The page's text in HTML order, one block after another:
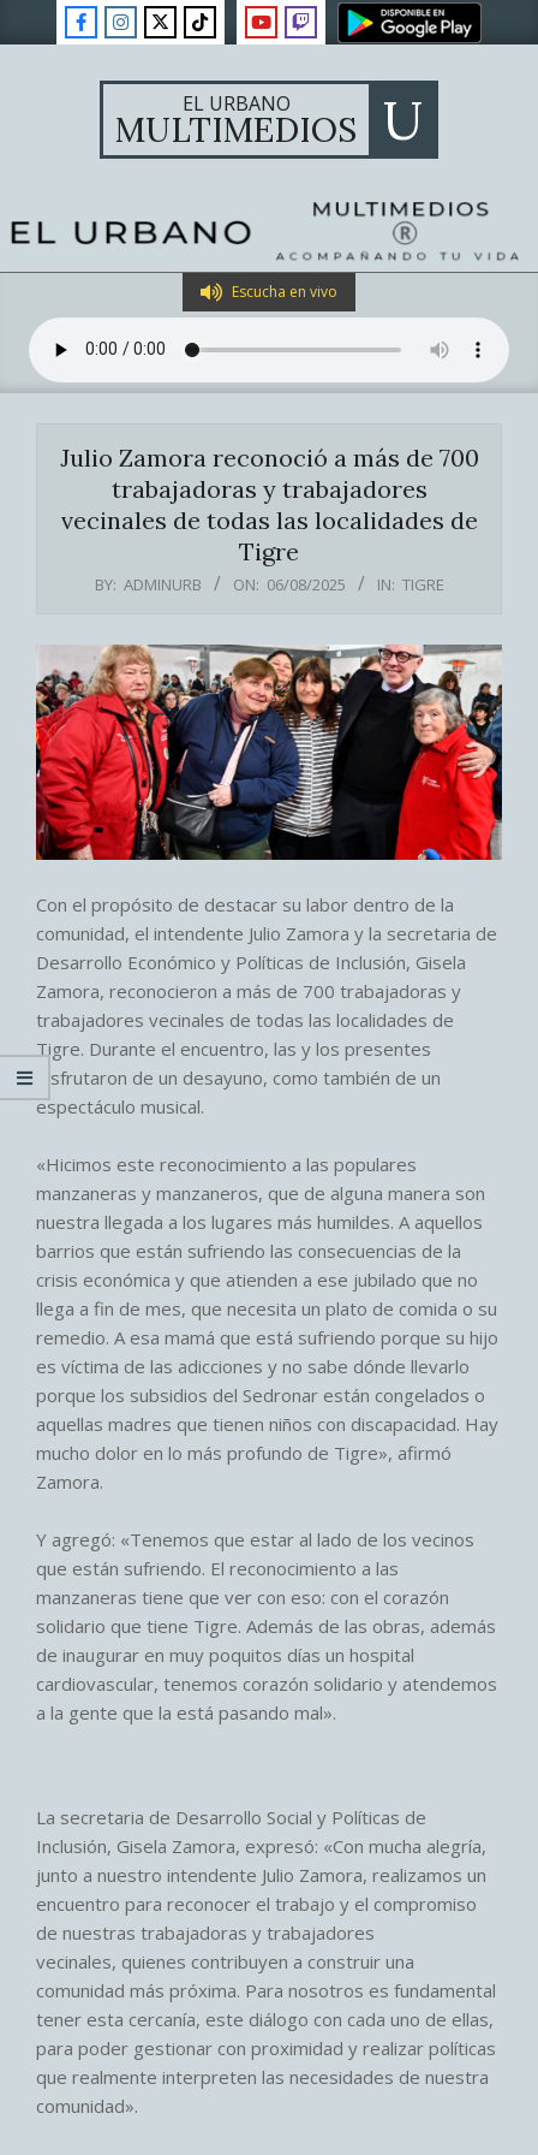
to
EL URBANO
MULTIMEDIOS U
Navigation
Menu
Escucha en vivo
Julio Zamora reconoció a más de 700
trabajadoras y trabajadores
vecinales de todas las localidades de
Tigre
BY: ADMINURB ON: 06/08/2025 IN: TIGRE
Con el propósito de destacar su labor dentro de la
comunidad, el intendente Julio Zamora y la secretaria de
Desarrollo Económico y Políticas de Inclusión, Gisela
Zamora, reconocieron a más de 700 trabajadoras y
trabajadores vecinales de todas las localidades de
Tigre. Durante el encuentro, las y los presentes
disfrutaron de un desayuno, como también de un
espectáculo musical.
«Hicimos este reconocimiento a las populares
manzaneras y manzaneros, que de alguna manera son
nuestra llegada a los lugares más humildes. A aquellos
barrios que están sufriendo las consecuencias de la
crisis económica y que atienden a ese jubilado que no
llega a fin de mes, que necesita un plato de comida o su
remedio. A esa mamá que está sufriendo porque su hijo
es víctima de las adicciones y no sabe dónde llevarlo
porque los subsidios del Sedronar están congelados o
aquellas madres que tienen niños con discapacidad. Hay
mucho dolor en lo más profundo de Tigre», afirmó
Zamora.
Y agregó: «Tenemos que estar al lado de los vecinos
que están sufriendo. El reconocimiento a las
manzaneras tiene que ver con eso: con el corazón
solidario que tiene Tigre. Además de las obras, además
de inaugurar en muy poquitos días un hospital
cardiovascular, tenemos corazón solidario y atendemos
a la gente que la está pasando mal».
La secretaria de Desarrollo Social y Políticas de
Inclusión, Gisela Zamora, expresó: «Con mucha alegría,
junto a nuestro intendente Julio Zamora, realizamos un
encuentro para reconocer el trabajo y el compromiso
de nuestras trabajadoras y trabajadores
vecinales, quienes contribuyen a construir una
comunidad más próxima. Para nosotros es fundamental
tener esta cercanía, este diálogo con cada uno de ellas,
para poder gestionar con proximidad y realizar políticas
que realmente interpreten las necesidades de nuestra
comunidad».